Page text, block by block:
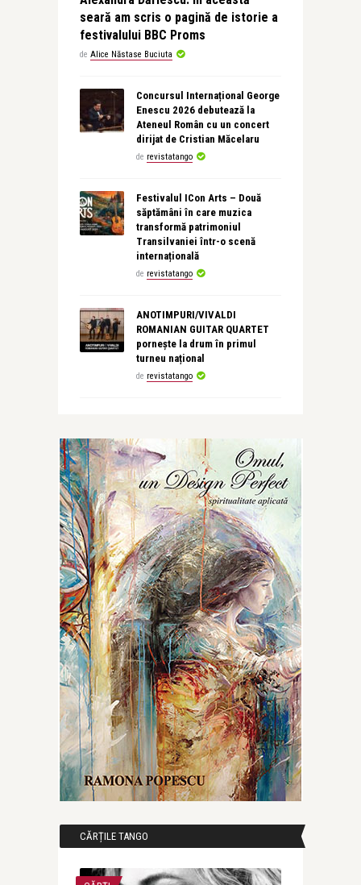
seară am scris o pagină de istorie a
festivalului BBC Proms
de Alice Năstase Buciuta
Concursul Internațional George
Enescu 2026 debutează la
Ateneul Român cu un concert
dirijat de Cristian Măcelaru
de revistatango
Festivalul ICon Arts – Două
săptămâni în care muzica
transformă patrimoniul
Transilvaniei într-o scenă
internațională
de revistatango
ANOTIMPURI/VIVALDI
ROMANIAN GUITAR QUARTET
pornește la drum în primul
turneu național
de revistatango
CĂRȚILE TANGO